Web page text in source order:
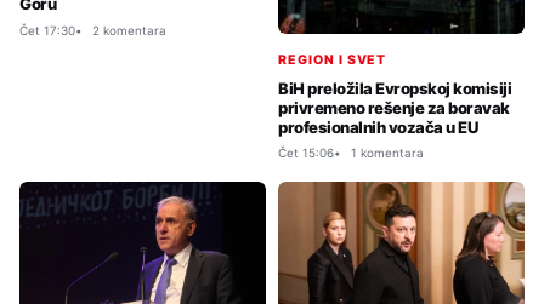
Čet 17:30 2 komentara
REGION I SVET
BiH preložila Evropskoj komisiji
privremeno rešenje za boravak
profesionalnih vozača u EU
Čet 15:06 1 komentara